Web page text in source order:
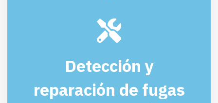
Detección y
reparación de fugas